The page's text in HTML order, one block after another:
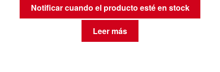
Notificar cuando el producto esté en stock
Leer más